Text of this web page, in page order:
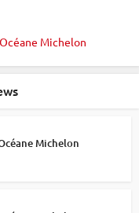
Océane Michelon
Michelon